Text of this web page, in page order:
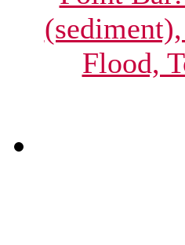
Flood,